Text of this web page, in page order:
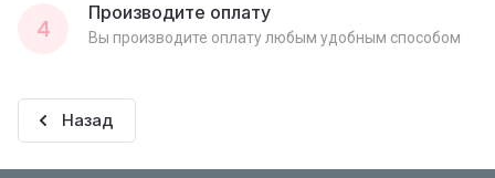
4
Производите оплату
Вы производите оплату любым удобным способом
Назад